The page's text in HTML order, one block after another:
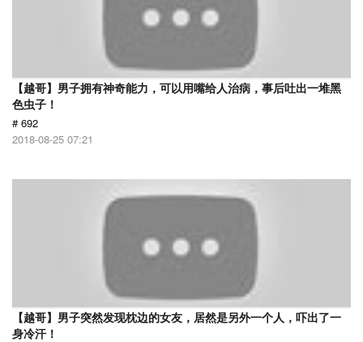
【越哥】男子拥有神奇能力，可以用嘴给人治病，事后吐出一堆黑
色虫子！
# 692
2018-08-25 07:21
【越哥】男子突然发现枕边的女友，居然是另外一个人，吓出了一
身冷汗！